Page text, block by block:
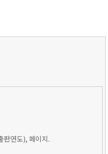
판연도), 페이지.